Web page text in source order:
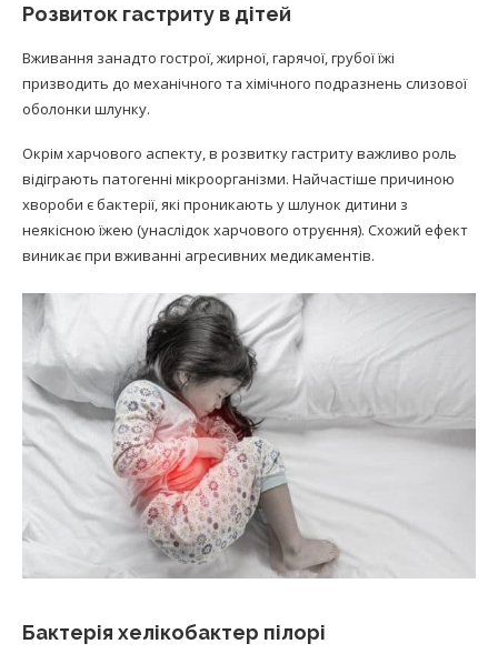
Розвиток гастриту в дітей
Вживання занадто гострої, жирної, гарячої, грубої їжі
призводить до механічного та хімічного подразнень слизової
оболонки шлунку.
Окрім харчового аспекту, в розвитку гастриту важливо роль
відіграють патогенні мікроорганізми. Найчастіше причиною
хвороби є бактерії, які проникають у шлунок дитини з
неякісною їжею (унаслідок харчового отруєння). Схожий ефект
виникає при вживанні агресивних медикаментів.
Бактерія хелікобактер пілорі